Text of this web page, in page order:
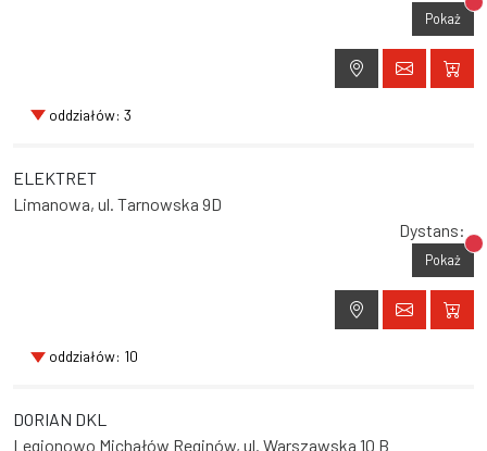
Pokaż
oddziałów: 3
ELEKTRET
Limanowa, ul. Tarnowska 9D
Dystans:
Pokaż
oddziałów: 10
DORIAN DKL
Legionowo Michałów Reginów, ul. Warszawska 10 B